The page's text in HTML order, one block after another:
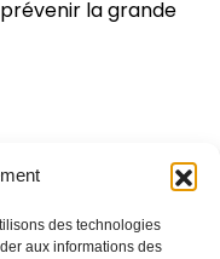
des technologies
aux informations des
la grande
structure et choix
pour les